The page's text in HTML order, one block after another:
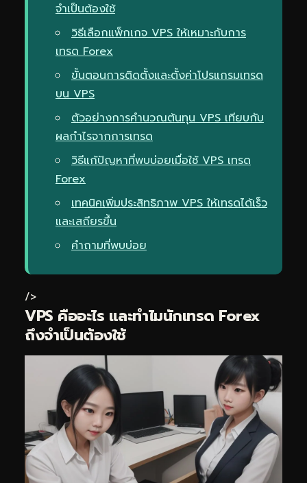
จำเป็นต้องใช้
วิธีเลือกแพ็กเกจ VPS ให้เหมาะกับการ
เทรด Forex
ขั้นตอนการติดตั้งและตั้งค่าโปรแกรมเทรด
บน VPS
ตัวอย่างการคำนวณต้นทุน VPS เทียบกับ
ผลกำไรจากการเทรด
วิธีแก้ปัญหาที่พบบ่อยเมื่อใช้ VPS เทรด
Forex
เทคนิคเพิ่มประสิทธิภาพ VPS ให้เทรดได้เร็ว
และเสถียรขึ้น
คำถามที่พบบ่อย
/>
VPS คืออะไร และทำไมนักเทรด Forex
ถึงจำเป็นต้องใช้